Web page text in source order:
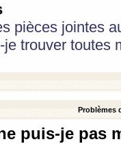
pièces jointes
je trouver toutes
Problèmes
puis-je pas